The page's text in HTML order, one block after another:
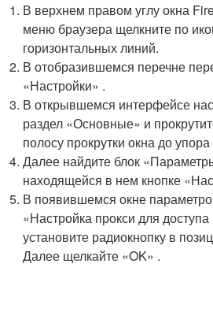
В верхнем правом углу окна
меню браузера щелкните по
горизонтальных линий.
В отобразившемся перечне
«Настройки» .
В открывшемся интерфейсе
раздел «Основные» и
полосу прокрутки окна до упора
Далее найдите блок
находящейся в нем кнопке
В появившемся окне
«Настройка прокси для
установите радиокнопку в
Далее щелкайте «OK» .